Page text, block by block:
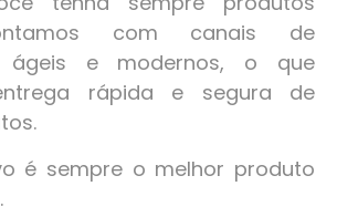
com canais de
ágeis e modernos, o que
rápida e segura de
é sempre o melhor produto